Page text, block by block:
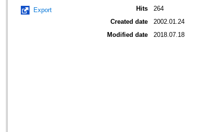
Export
Hits
264
Created date
2002.01.24
Modified date
2018.07.18